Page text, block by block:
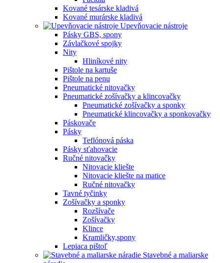
Kované tesárske kladivá
Kované murárske kladivá
Upevňovacie nástroje
Pásky GBS, spony
Závlačkové spojky
Nity
Hliníkové nity
Pištole na kartuše
Pištole na penu
Pneumatické nitovačky
Pneumatické zošívačky a klincovačky
Pneumatické zošívačky a sponky
Pneumatické klincovačky a sponkovačky
Páskovače
Pásky
Teflónová páska
Pásky sťahovacie
Ručné nitovačky
Nitovacie kliešte
Nitovacie kliešte na matice
Ručné nitovačky
Tavné tyčinky
Zošívačky a sponky
Rozšívače
Zošívačky
Klince
Kramličky,spony
Lepiaca pištoľ
Stavebné a maliarske